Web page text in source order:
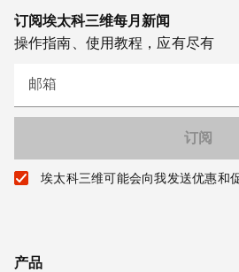
订阅埃太科三维每月新闻
操作指南、使用教程，应有尽有
邮箱
埃太科三维可能会向我发送优惠和
产品